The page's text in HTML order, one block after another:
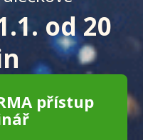
od 20
přístup